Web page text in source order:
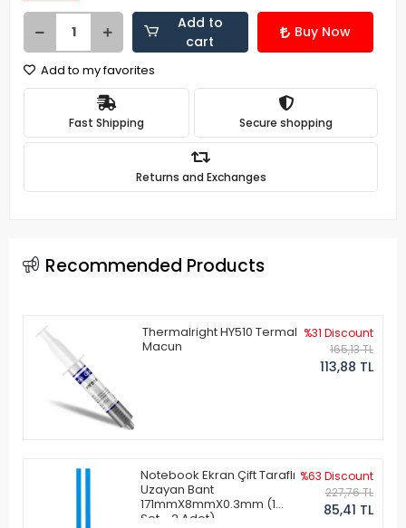
Add to
cart
Buy Now
Add to my favorites
Fast Shipping Secure shopping
Returns and Exchanges
Recommended Products
Thermalright HY510 Termal
Macun
%31 Discount
165,13 TL
113,88 TL
Notebook Ekran Çift Taraflı
Uzayan Bant
171mmX8mmX0.3mm (1
Set - 2 Adet)
%63 Discount
227,76 TL
85,41 TL